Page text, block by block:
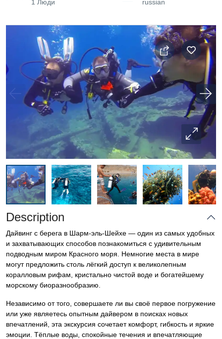
1 Люди
russian
Description
Дайвинг с берега в Шарм-эль-Шейхе — один из самых удобных
и захватывающих способов познакомиться с удивительным
подводным миром Красного моря. Немногие места в мире
могут предложить столь лёгкий доступ к великолепным
коралловым рифам, кристально чистой воде и богатейшему
морскому биоразнообразию.
Независимо от того, совершаете ли вы своё первое погружение
или уже являетесь опытным дайвером в поисках новых
впечатлений, эта экскурсия сочетает комфорт, гибкость и яркие
эмоции. Тёплые воды, спокойные течения и впечатляющие